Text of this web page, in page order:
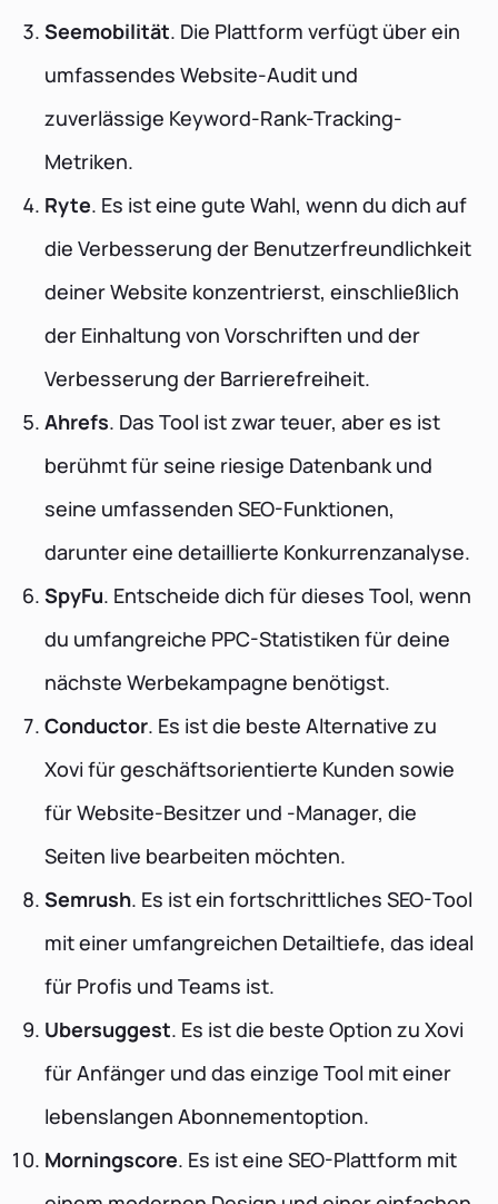
Seemobilität. Die Plattform verfügt über ein
umfassendes Website-Audit und
zuverlässige Keyword-Rank-Tracking-
Metriken.
Ryte. Es ist eine gute Wahl, wenn du dich auf
die Verbesserung der Benutzerfreundlichkeit
deiner Website konzentrierst, einschließlich
der Einhaltung von Vorschriften und der
Verbesserung der Barrierefreiheit.
Ahrefs. Das Tool ist zwar teuer, aber es ist
berühmt für seine riesige Datenbank und
seine umfassenden SEO-Funktionen,
darunter eine detaillierte Konkurrenzanalyse.
SpyFu. Entscheide dich für dieses Tool, wenn
du umfangreiche PPC-Statistiken für deine
nächste Werbekampagne benötigst.
Conductor. Es ist die beste Alternative zu
Xovi für geschäftsorientierte Kunden sowie
für Website-Besitzer und -Manager, die
Seiten live bearbeiten möchten.
Semrush. Es ist ein fortschrittliches SEO-Tool
mit einer umfangreichen Detailtiefe, das ideal
für Profis und Teams ist.
Ubersuggest. Es ist die beste Option zu Xovi
für Anfänger und das einzige Tool mit einer
lebenslangen Abonnementoption.
Morningscore. Es ist eine SEO-Plattform mit